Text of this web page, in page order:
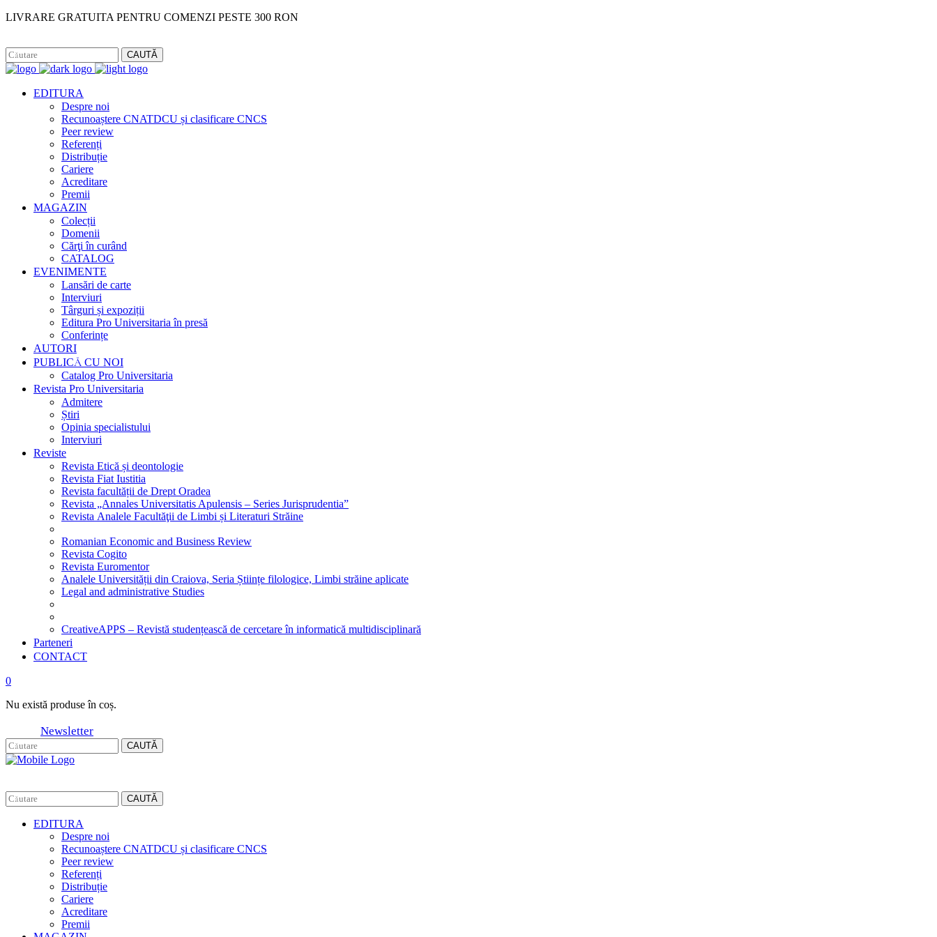
LIVRARE GRATUITA PENTRU COMENZI PESTE 300 RON
CAUTĂ
EDITURA
Despre noi
Recunoaștere CNATDCU și clasificare CNCS
Peer review
Referenți
Distribuție
Cariere
Acreditare
Premii
MAGAZIN
Colecții
Domenii
Cărţi în curând
CATALOG
EVENIMENTE
Lansări de carte
Interviuri
Târguri și expoziții
Editura Pro Universitaria în presă
Conferințe
AUTORI
PUBLICĂ CU NOI
Catalog Pro Universitaria
Revista Pro Universitaria
Admitere
Știri
Opinia specialistului
Interviuri
Reviste
Revista Etică și deontologie
Revista Fiat Iustitia
Revista facultății de Drept Oradea
Revista „Annales Universitatis Apulensis – Series Jurisprudentia”
Revista Analele Facultăţii de Limbi și Literaturi Străine
Romanian Economic and Business Review
Revista Cogito
Revista Euromentor
Analele Universității din Craiova, Seria Științe filologice, Limbi străine aplicate
Legal and administrative Studies
CreativeAPPS – Revistă studențească de cercetare în informatică multidisciplinară
Parteneri
CONTACT
0
Nu există produse în coș.
Newsletter
CAUTĂ
CAUTĂ
EDITURA
Despre noi
Recunoaștere CNATDCU și clasificare CNCS
Peer review
Referenți
Distribuție
Cariere
Acreditare
Premii